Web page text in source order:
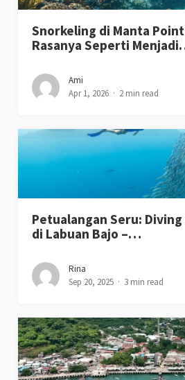
Snorkeling di Manta
Rasanya Seperti
Ami
Apr 1, 2026
2 min read
Petualangan Seru:
di Labuan Bajo –…
Rina
Sep 20, 2025
3 min read